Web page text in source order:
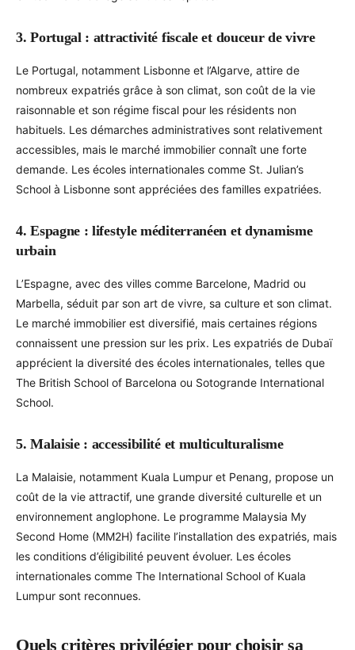
3. Portugal : attractivité fiscale et douceur de vivre
Le Portugal, notamment Lisbonne et l’Algarve, attire de
nombreux expatriés grâce à son climat, son coût de la vie
raisonnable et son régime fiscal pour les résidents non
habituels. Les démarches administratives sont relativement
accessibles, mais le marché immobilier connaît une forte
demande. Les écoles internationales comme St. Julian’s
School à Lisbonne sont appréciées des familles expatriées.
4. Espagne : lifestyle méditerranéen et dynamisme
urbain
L’Espagne, avec des villes comme Barcelone, Madrid ou
Marbella, séduit par son art de vivre, sa culture et son climat.
Le marché immobilier est diversifié, mais certaines régions
connaissent une pression sur les prix. Les expatriés de Dubaï
apprécient la diversité des écoles internationales, telles que
The British School of Barcelona ou Sotogrande International
School.
5. Malaisie : accessibilité et multiculturalisme
La Malaisie, notamment Kuala Lumpur et Penang, propose un
coût de la vie attractif, une grande diversité culturelle et un
environnement anglophone. Le programme Malaysia My
Second Home (MM2H) facilite l’installation des expatriés, mais
les conditions d’éligibilité peuvent évoluer. Les écoles
internationales comme The International School of Kuala
Lumpur sont reconnues.
Quels critères privilégier pour choisir sa